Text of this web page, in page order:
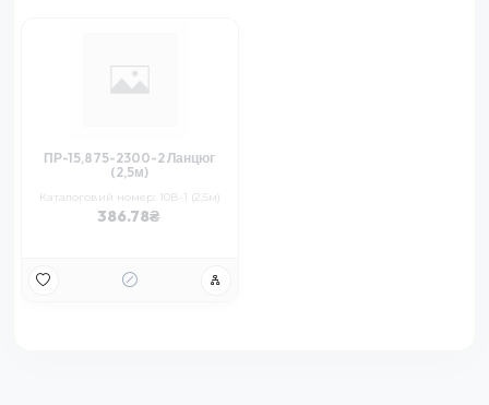
ПР-15,875-2300-2 Ланцюг
(2,5м)
Каталоговий номер: 10В-1 (2,5м)
386.78